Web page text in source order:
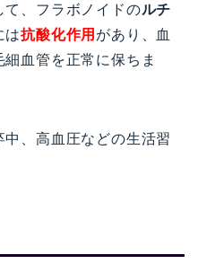
て、フラボノイドのルチ
は抗酸化作用 があり、血
血管を正常に保ちま
、高血圧などの生活習